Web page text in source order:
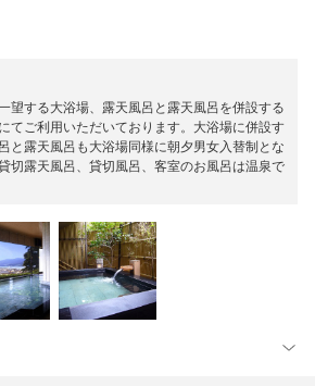
望する大浴場、露天風呂と露天風呂を併設する
てご利用いただいております。大浴場に併設す
と露天風呂も大浴場同様に朝夕男女入替制とな
切露天風呂、貸切風呂、客室のお風呂は温泉で